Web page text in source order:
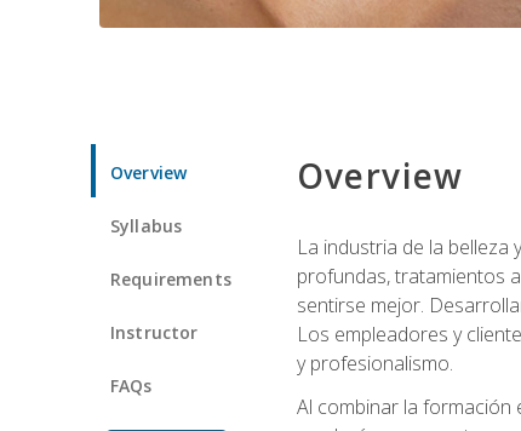
Overview
Syllabus
Requirements
Instructor
FAQs
Overview
La industria de la
profundas, tratamientos
sentirse mejor.
Los empleadores y
y profesionalismo.
Al combinar la formación